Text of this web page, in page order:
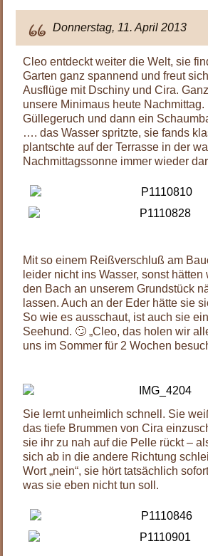
Donnerstag, 11. April 2013
Cleo entdeckt weiter die Welt, sie
Garten ganz spannend und freut
Ausflüge mit Dschiny und Cira.
unsere Minimaus heute Nachmittag.
Güllegeruch und dann ein
…. das Wasser spritzte, sie fands
plantschte auf der Terrasse in der
Nachmittagssonne immer wieder
Mit so einem Reißverschluß am
leider nicht ins Wasser, sonst hätten
den Bach an unserem Grundstück
lassen. Auch an der Eder hätte sie
So wie es ausschaut, ist auch sie
Seehund. 🙄 „Cleo, das holen wir
uns im Sommer für 2 Wochen
Sie lernt unheimlich schnell. Sie
das tiefe Brummen von Cira
sie ihr zu nah auf die Pelle rückt –
sich ab in die andere Richtung
Wort „nein“, sie hört tatsächlich
was sie eben nicht tun soll.